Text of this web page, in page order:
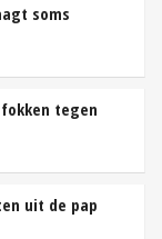
soms
tegen
uit de pap